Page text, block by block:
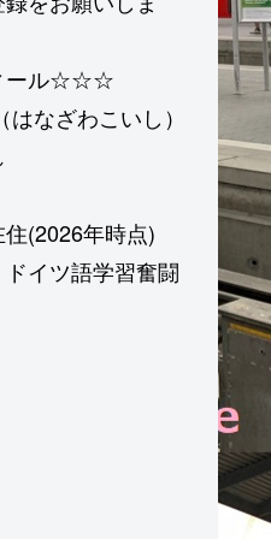
ール☆☆☆
なざわこいし）
(2026年時点)
イツ語学習奮闘